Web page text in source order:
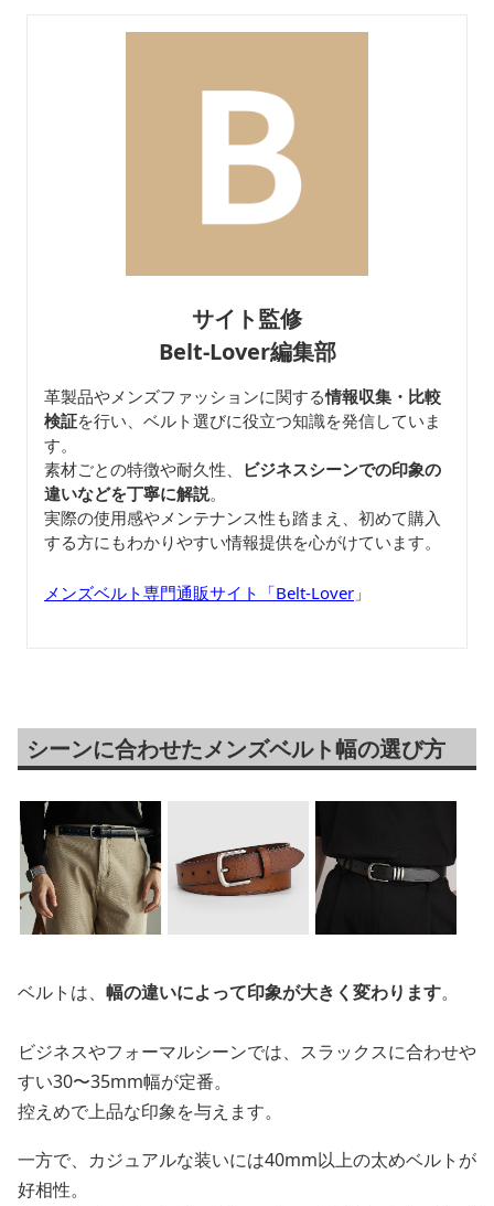
サイト監修
Belt-Lover編集部
革製品やメンズファッションに関する情報収集・比較
検証を行い、ベルト選びに役立つ知識を発信していま
す。
素材ごとの特徴や耐久性、 ビジネスシーンでの印象の
違いなどを丁寧に解説。
実際の使用感やメンテナンス性も踏まえ、初めて購入
する方にもわかりやすい情報提供を心がけています。
メンズベルト専門通販サイト「Belt-Lover 」
シーンに合わせたメンズベルト幅の選び方
ベルトは、 幅の違いによって印象が大きく変わります。
ビジネスやフォーマルシーンでは、スラックスに合わせや
すい30〜35mm幅が定番。
控えめで上品な印象を与えます。
一方で、カジュアルな装いには40mm以上の太めベルトが
好相性。